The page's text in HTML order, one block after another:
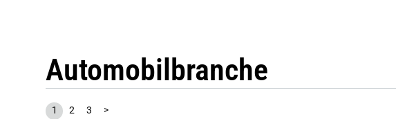
Automobilbranche
1 2 3 >